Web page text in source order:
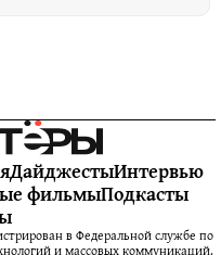
ДайджестыИнтервью
фильмыПодкасты
в Федеральной службе по
и массовых коммуникаций.